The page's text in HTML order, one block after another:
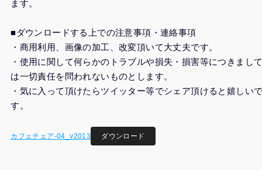
ます。
■ダウンロードする上での注意事項・連絡事項
・商用利用、画像の加工、改変頂いて大丈夫です。
・使用に関して何らかのトラブルや損失・損害等につきまし
は一切責任を問われないものとします。
・気に入って頂けたらツイッター等でシェア頂けると嬉しい
す。
カフェチェア-04_v2013 ダウンロード